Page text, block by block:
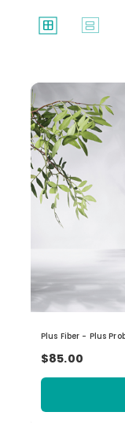
window splitscreen
Plus Fiber - Plus
$85.00